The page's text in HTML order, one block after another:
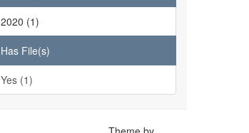
2020 (1)
Has File(s)
Yes (1)